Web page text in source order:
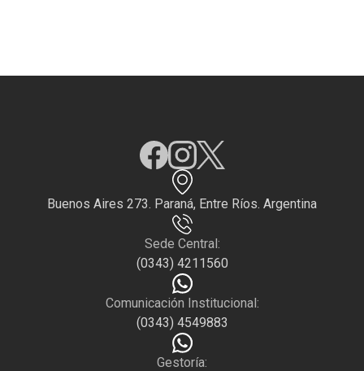
Buenos Aires 273. Paraná, Entre Ríos. Argentina
Sede Central:
(0343) 4211560
Comunicación Institucional:
(0343) 4549883
Gestoría: